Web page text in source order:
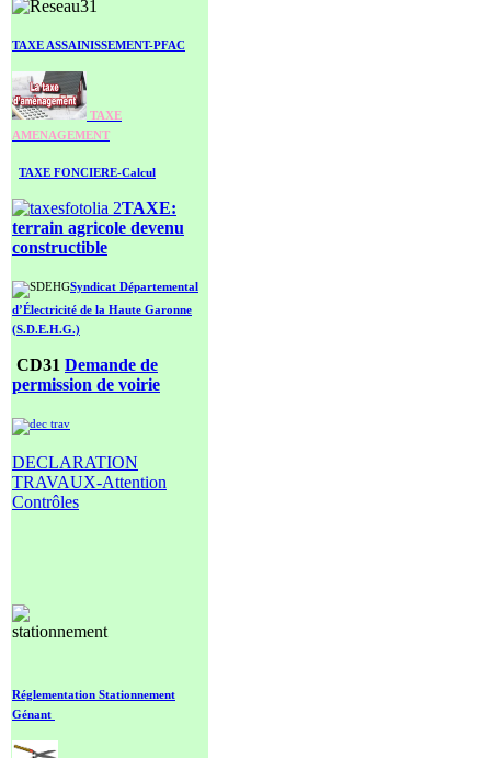
TAXE ASSAINISSEMENT-PFAC
TAXE
AMENAGEMENT
TAXE FONCIERE-Calcul
TAXE:
terrain agricole devenu
constructible
Syndicat Départemental
d’Électricité de la Haute Garonne
(S.D.E.H.G.)
CD31 Demande de
permission de voirie
DECLARATION
TRAVAUX-Attention
Contrôles
Réglementation Stationnement
Génant